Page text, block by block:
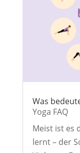
Was
Yoga FAQ
Meist ist es
lernt – der